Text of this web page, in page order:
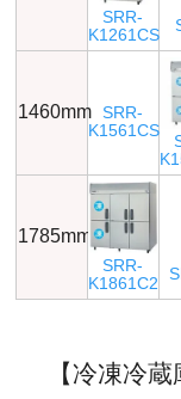
SRR-
K1261CS
1460mm
SRR-
K1561CS
1785mm
SRR-
K1861C2
【冷凍冷